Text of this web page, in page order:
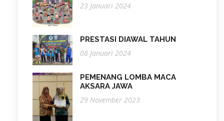
23 Januari 2024
PRESTASI DIAWAL TAHUN
08 Januari 2024
PEMENANG LOMBA MACA
AKSARA JAWA
29 November 2023